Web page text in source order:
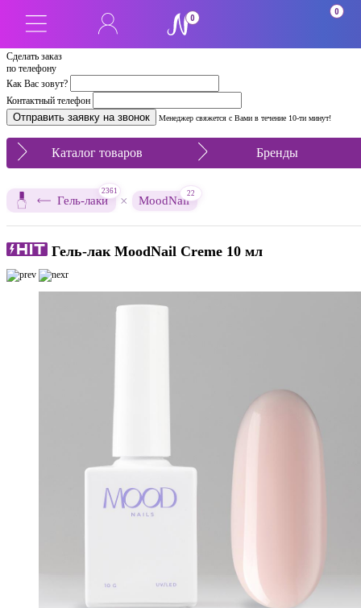
Сделать заказ
по телефону
Как Вас зовут?
Контактный телефон
Менеджер свяжется с Вами в течение 10-ти минут!
0
0
Каталог товаров Бренды
Гель-лаки
2361
× MoodNail
22
Гель-лак MoodNail Creme 10 мл